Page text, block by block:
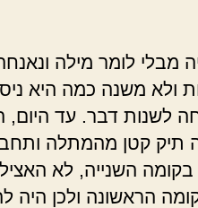
מבלי לומר מילה
ולא משנה כמה היא
לשנות דבר. עד היום,
תיק קטן מהמתלה
השנייה, לא
הראשונה ולכן היה